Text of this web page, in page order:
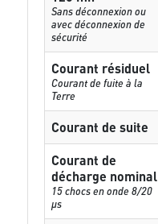
Sans déconnexion ou
avec déconnexion de
sécurité
Courant résiduel
Courant de fuite à la
Terre
Courant de suite
Courant de
décharge nominal
15 chocs en onde 8/20
µs